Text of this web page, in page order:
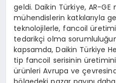
geldi. Daikin Türkiye, AR-
mühendislerin katkılarıyla
teknolojilerle, fancoil
tedarikçi olma
kapsamda, Daikin Türkiye
tip fancoil serisinin
ürünleri Avrupa ve